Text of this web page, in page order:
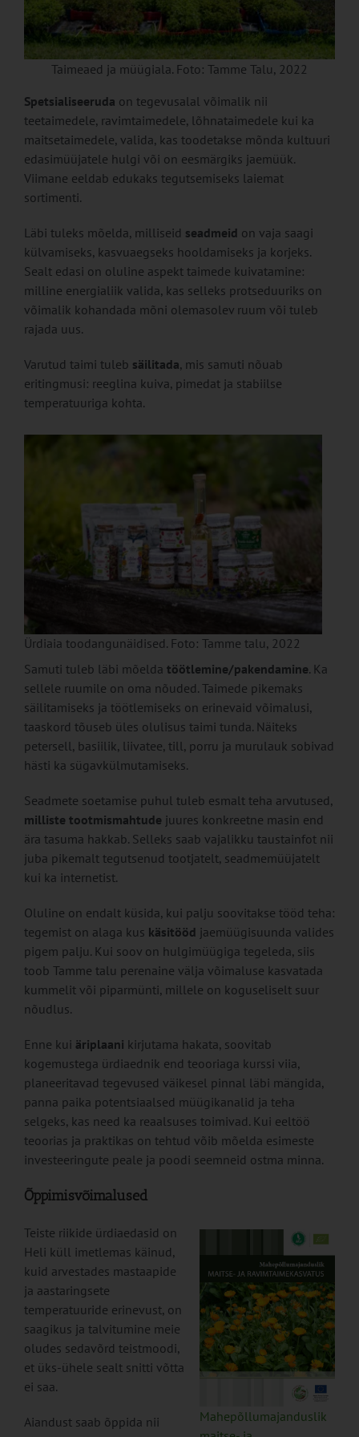
Taimeaed ja müügiala. Foto: Tamme Talu, 2022
Spetsialiseeruda on tegevusalal võimalik nii
teetaimedele, ravimtaimedele, lõhnataimedele kui ka
maitsetaimedele, valida, kas toodetakse mõnda kultuuri
edasimüüjatele hulgi või on eesmärgiks jaemüük.
Viimane eeldab edukaks tegutsemiseks laiemat
sortimenti.
Läbi tuleks mõelda, milliseid seadmeid on vaja saagi
külvamiseks, kasvuaegseks hooldamiseks ja korjeks.
Sealt edasi on oluline aspekt taimede kuivatamine:
milline energialiik valida, kas selleks protseduuriks on
võimalik kohandada mõni olemasolev ruum või tuleb
rajada uus.
Varutud taimi tuleb säilitada, mis samuti nõuab
eritingmusi: reeglina kuiva, pimedat ja stabiilse
temperatuuriga kohta.
Ürdiaia toodangunäidised. Foto: Tamme talu, 2022
Samuti tuleb läbi mõelda töötlemine/pakendamine. Ka
sellele ruumile on oma nõuded. Taimede pikemaks
säilitamiseks ja töötlemiseks on erinevaid võimalusi,
taaskord tõuseb üles olulisus taimi tunda. Näiteks
petersell, basiilik, liivatee, till, porru ja murulauk sobivad
hästi ka sügavkülmutamiseks.
Seadmete soetamise puhul tuleb esmalt teha arvutused,
milliste tootmismahtude juures konkreetne masin end
ära tasuma hakkab. Selleks saab vajalikku taustainfot nii
juba pikemalt tegutsenud tootjatelt, seadmemüüjatelt
kui ka internetist.
Oluline on endalt küsida, kui palju soovitakse tööd teha:
tegemist on alaga kus käsitööd jaemüügisuunda valides
pigem palju. Kui soov on hulgimüügiga tegeleda, siis
toob Tamme talu perenaine välja võimaluse kasvatada
kummelit või piparmünti, millele on koguseliselt suur
nõudlus.
Enne kui äriplaani kirjutama hakata, soovitab
kogemustega ürdiaednik end teooriaga kurssi viia,
planeeritavad tegevused väikesel pinnal läbi mängida,
panna paika potentsiaalsed müügikanalid ja teha
selgeks, kas need ka reaalsuses toimivad. Kui eeltöö
teoorias ja praktikas on tehtud võib mõelda esimeste
investeeringute peale ja poodi seemneid ostma minna.
Õppimisvõimalused
Mahepõllumajanduslik
Teiste riikide ürdiaedasid on
Heli küll imetlemas käinud,
kuid arvestades mastaapide
ja aastaringsete
temperatuuride erinevust, on
saagikus ja talvitumine meie
oludes sedavõrd teistmoodi,
et üks-ühele sealt snitti võtta
ei saa.
Aiandust saab õppida nii